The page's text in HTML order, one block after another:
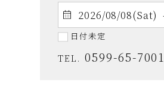
日付未定
TEL.0599-65-7001